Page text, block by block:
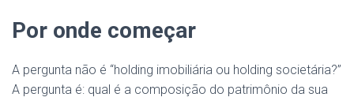
Por onde começar
A pergunta não é “holding imobiliária ou holding societária?”
A pergunta é: qual é a composição do patrimônio da sua